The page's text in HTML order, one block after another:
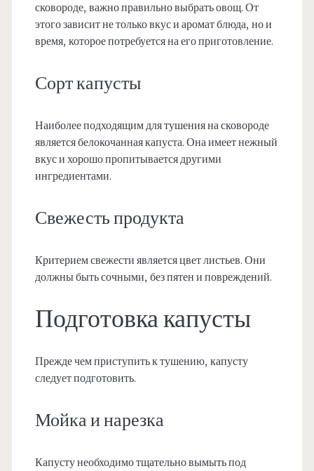
сковороде, важно правильно выбрать овощ. От
этого зависит не только вкус и аромат блюда, но и
время, которое потребуется на его приготовление.
Сорт капусты
Наиболее подходящим для тушения на сковороде
является белокочанная капуста. Она имеет нежный
вкус и хорошо пропитывается другими
ингредиентами.
Свежесть продукта
Критерием свежести является цвет листьев. Они
должны быть сочными, без пятен и повреждений.
Подготовка капусты
Прежде чем приступить к тушению, капусту
следует подготовить.
Мойка и нарезка
Капусту необходимо тщательно вымыть под